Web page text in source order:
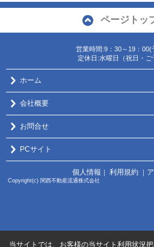
ページトッ
営業時間:9：30～19：00(
定休日:水曜日（祝日・ご
ホーム
会社概要
お問合せ
PCサイト
個人情報 ｜ 利用規約 ｜
Copyright(c) 関西不動産流通株式会社 リン
当サイトでは、お客様の当サイト利用状況